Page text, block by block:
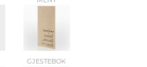
GJESTEBOK